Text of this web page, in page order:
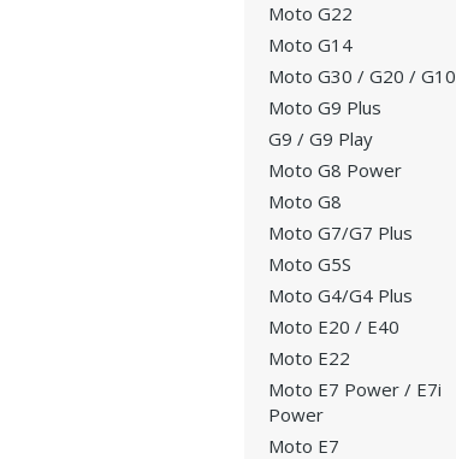
Moto G22
Moto G14
Moto G30 / G20 / G10
Moto G9 Plus
G9 / G9 Play
Moto G8 Power
Moto G8
Moto G7/G7 Plus
Moto G5S
Moto G4/G4 Plus
Moto E20 / E40
Moto E22
Moto E7 Power / E7i
Power
Moto E7